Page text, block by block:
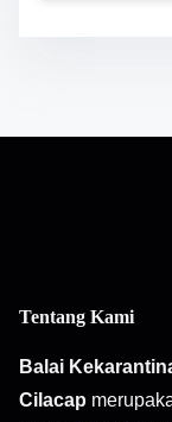
Tentang Kami
Balai
Cilacap